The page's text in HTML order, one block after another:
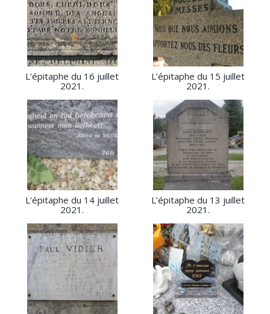
L’épitaphe du 16 juillet
2021.
L’épitaphe du 15 juillet
2021.
L’épitaphe du 14 juillet
2021.
L’épitaphe du 13 juillet
2021.